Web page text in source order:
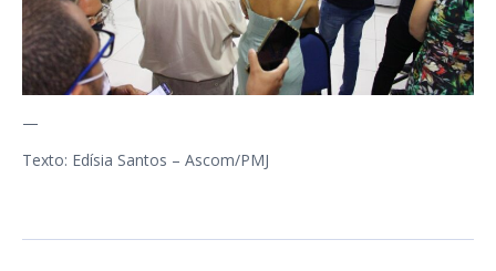
—
Texto: Edísia Santos – Ascom/PMJ